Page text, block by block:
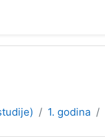
1. godina